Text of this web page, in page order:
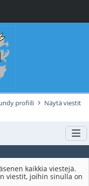
profiili
Näytä viestit
kaikkia viestejä.
viestit, joihin sinulla on